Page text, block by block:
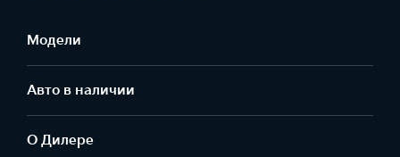
Модели
Авто в наличии
О Дилере